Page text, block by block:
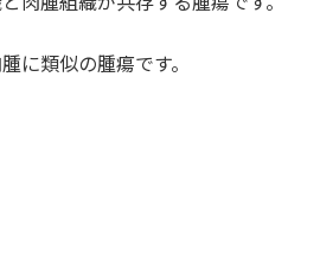
に類似の腫瘍です。